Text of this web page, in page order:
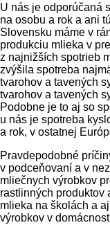
U nás je odporúčaná
na osobu a rok a ani
Slovensku máme v
produkciu mlieka v
z najnižších spotrieb
zvýšila spotreba
tvarohov a tavených
tvarohov a tavených
Podobne je to aj so
u nás je spotreba
a rok, v ostatnej
Pravdepodobné
v podceňovaní a v
mliečnych výrobkov
rastlinných produktov
mlieka na školách a
výrobkov v